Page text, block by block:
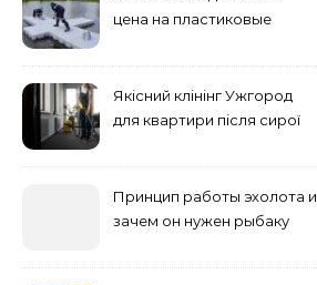
цена на пластиковые
Якісний клінінг Ужгород
для квартири після сирої
Принцип работы эхолота и
зачем он нужен рыбаку